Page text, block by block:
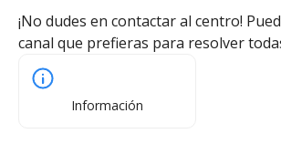
¡No dudes en contactar al centro!
canal que prefieras para resolver
Información